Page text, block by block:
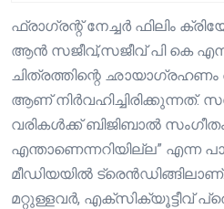
ഫ്രാഗ്രന്റ് നേച്ചർ ഫിലിം
ആൻ സജീവ്,സജീവ് പി കെ
ചിത്രത്തിന്റെ
ആണ് നിർവഹിച്ചിരിക്കുന്നത്.
വരികൾക്ക് ബിജിബാൽ
എന്താണെന്നറിയില്ല” എന്ന
മീഡിയയിൽ
മറ്റുള്ളവർ,